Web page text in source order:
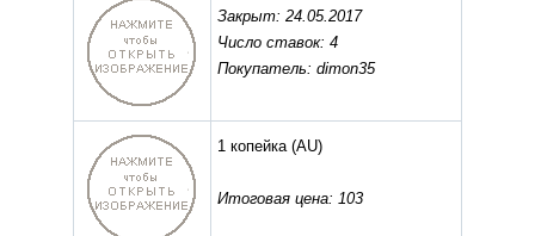
Закрыт: 24.05.2017
Число ставок: 4
Покупатель: dimon35
1 копейка (AU)
Итоговая цена: 103